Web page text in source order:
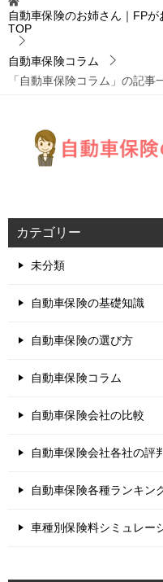
自動車保険のお姉さん｜FP
TOP
自動車保険コラム
「自動車保険コラム」の記事
カテゴリー
未分類
自動車保険の基礎知識
自動車保険の選び方
自動車保険コラム
自動車保険会社の比較
自動車保険会社各社の評
自動車保険各種ランキン
車種別保険料シミュレー